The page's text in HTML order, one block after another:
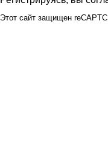
Этот сайт защищен